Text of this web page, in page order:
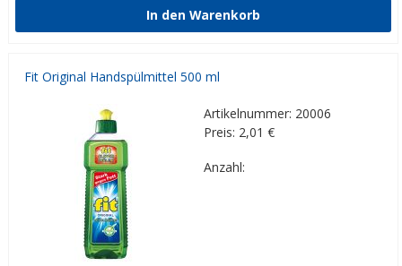
Fit Original Handspülmittel 500 ml
Artikelnummer: 20006
Preis: 2,01 €
Anzahl: